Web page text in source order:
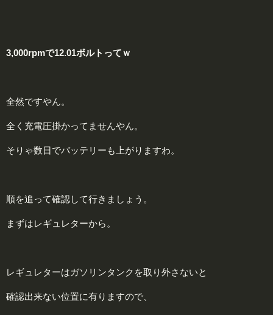
3,000rpmで12.01ボルトってｗ
全然ですやん。
全く充電圧掛かってませんやん。
そりゃ数日でバッテリーも上がりますわ。
順を追って確認して行きましょう。
まずはレギュレターから。
レギュレターはガソリンタンクを取り外さないと
確認出来ない位置に有りますので、